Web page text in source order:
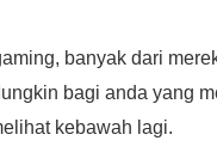
banyak dari
bagi anda yang
kebawah lagi.